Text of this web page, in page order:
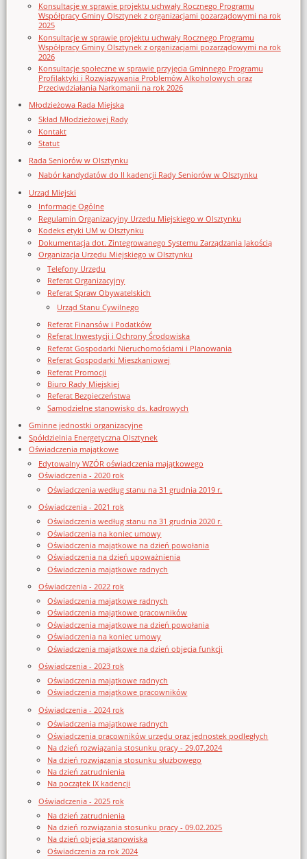
Konsultacje w sprawie projektu uchwały Rocznego Programu
Współpracy Gminy Olsztynek z organizacjami pozarządowymi na rok
2025
Konsultacje w sprawie projektu uchwały Rocznego Programu
Współpracy Gminy Olsztynek z organizacjami pozarządowymi na rok
2026
Konsultacje społeczne w sprawie przyjęcia Gminnego Programu
Profilaktyki i Rozwiązywania Problemów Alkoholowych oraz
Przeciwdziałania Narkomanii na rok 2026
Młodzieżowa Rada Miejska
Skład Młodzieżowej Rady
Kontakt
Statut
Rada Seniorów w Olsztynku
Nabór kandydatów do II kadencji Rady Seniorów w Olsztynku
Urząd Miejski
Informacje Ogólne
Regulamin Organizacyjny Urzedu Miejskiego w Olsztynku
Kodeks etyki UM w Olsztynku
Dokumentacja dot. Zintegrowanego Systemu Zarządzania Jakością
Organizacja Urzędu Miejskiego w Olsztynku
Telefony Urzędu
Referat Organizacyjny
Referat Spraw Obywatelskich
Urząd Stanu Cywilnego
Referat Finansów i Podatków
Referat Inwestycji i Ochrony Środowiska
Referat Gospodarki Nieruchomościami i Planowania
Referat Gospodarki Mieszkaniowej
Referat Promocji
Biuro Rady Miejskiej
Referat Bezpieczeństwa
Samodzielne stanowisko ds. kadrowych
Gminne jednostki organizacyjne
Spółdzielnia Energetyczna Olsztynek
Oświadczenia majątkowe
Edytowalny WZÓR oświadczenia majątkowego
Oświadczenia - 2020 rok
Oświadczenia według stanu na 31 grudnia 2019 r.
Oświadczenia - 2021 rok
Oświadczenia według stanu na 31 grudnia 2020 r.
Oświadczenia na koniec umowy
Oświadczenia majątkowe na dzień powołania
Oświadczenia na dzień upoważnienia
Oświadczenia majątkowe radnych
Oświadczenia - 2022 rok
Oświadczenia majątkowe radnych
Oświadczenia majątkowe pracowników
Oświadczenia majątkowe na dzień powołania
Oświadczenia na koniec umowy
Oświadczenia majątkowe na dzień objęcia funkcji
Oświadczenia - 2023 rok
Oświadczenia majątkowe radnych
Oświadczenia majątkowe pracowników
Oświadczenia - 2024 rok
Oświadczenia majątkowe radnych
Oświadczenia pracowników urzędu oraz jednostek podległych
Na dzień rozwiązania stosunku pracy - 29.07.2024
Na dzień rozwiązania stosunku służbowego
Na dzień zatrudnienia
Na początek IX kadencji
Oświadczenia - 2025 rok
Na dzień zatrudnienia
Na dzień rozwiązania stosunku pracy - 09.02.2025
Na dzień objęcia stanowiska
Oświadczenia za rok 2024